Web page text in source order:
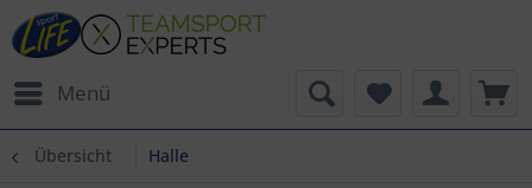
Menü
Übersicht Halle